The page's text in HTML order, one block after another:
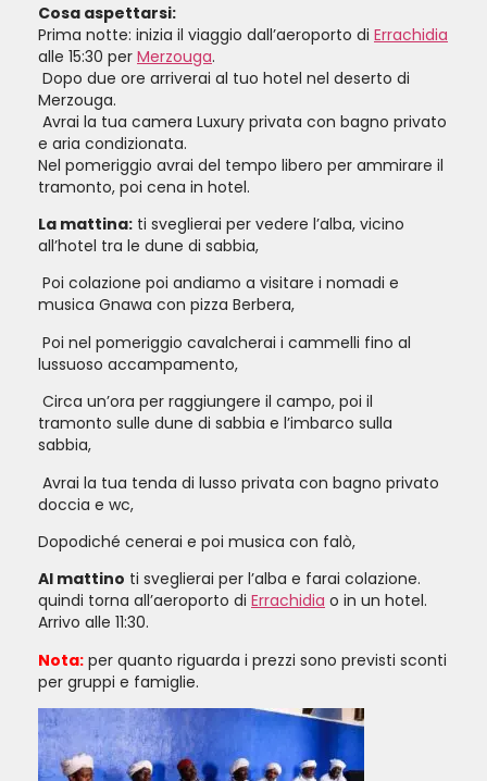
Cosa aspettarsi:
Prima notte: inizia il viaggio dall’aeroporto di Errachidia
alle 15:30 per Merzouga.
Dopo due ore arriverai al tuo hotel nel deserto di
Merzouga.
Avrai la tua camera Luxury privata con bagno privato
e aria condizionata.
Nel pomeriggio avrai del tempo libero per ammirare il
tramonto, poi cena in hotel.
La mattina: ti sveglierai per vedere l’alba, vicino
all’hotel tra le dune di sabbia,
poi colazione poi andiamo a visitare i nomadi e
musica Gnawa con pizza Berbera,
poi nel pomeriggio cavalcherai i cammelli fino al
lussuoso accampamento,
circa un’ora per raggiungere il campo, poi il
tramonto sulle dune di sabbia e l’imbarco sulla
sabbia,
avrai la tua tenda di lusso privata con bagno privato
doccia e wc,
dopodiché cenerai e poi musica con falò,
Al mattino ti sveglierai per l’alba e farai colazione.
quindi torna all’aeroporto di Errachidia o in un hotel.
Arrivo alle 11:30.
Nota: per quanto riguarda i prezzi sono previsti sconti
per gruppi e famiglie.